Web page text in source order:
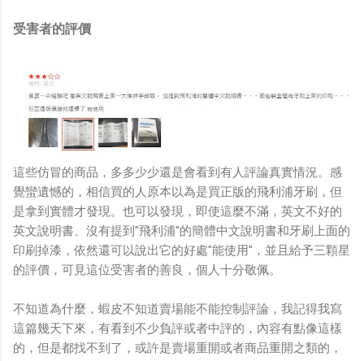
受害者的評價
這些仿冒的商品，多多少少還是會看到有人評論真實情況。感
覺蠻遺憾的，相信買的人原本以為是買正版的飛利浦牙刷，但
是拿到實體才發現。也可以發現，即使這麼不滿，英文不好的
英文說明書、沒有提到"飛利浦"的簡體中文說明書和牙刷上面的
印刷掉漆，依然還可以說出它的好處"能使用"，並且給予三顆星
的評價，可見這位受害者的善良，個人十分敬佩。
不知道為什麼，蝦皮不知道賣場能不能控制評論，我記得我寫
這篇幾天下來，有看到不少負評或者中評的，內容有點像這樣
的，但是都找不到了，或許是賣場重開或者商品重開之類的，